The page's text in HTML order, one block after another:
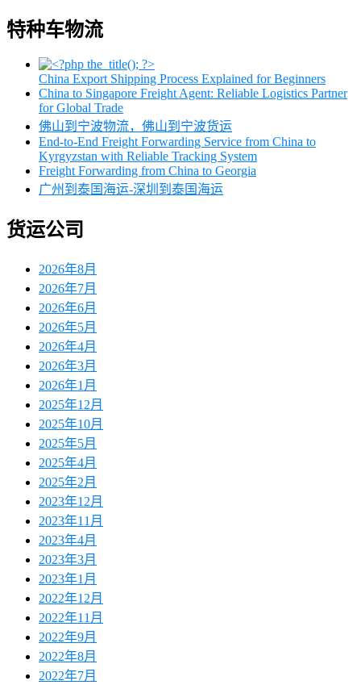
特种车物流
China Export Shipping Process Explained for Beginners
China to Singapore Freight Agent: Reliable Logistics Partner
for Global Trade
佛山到宁波物流，佛山到宁波货运
End-to-End Freight Forwarding Service from China to
Kyrgyzstan with Reliable Tracking System
Freight Forwarding from China to Georgia
广州到泰国海运-深圳到泰国海运
货运公司
2026年8月
2026年7月
2026年6月
2026年5月
2026年4月
2026年3月
2026年1月
2025年12月
2025年10月
2025年5月
2025年4月
2025年2月
2023年12月
2023年11月
2023年4月
2023年3月
2023年1月
2022年12月
2022年11月
2022年9月
2022年8月
2022年7月